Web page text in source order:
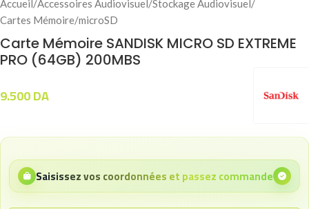
Accueil/Accessoires Audiovisuel/Stockage Audiovisuel/
Cartes Mémoire/microSD
Carte Mémoire SANDISK MICRO SD EXTREME
PRO (64GB) 200MBS
9.500DA
Saisissez vos coordonnées et passez commande